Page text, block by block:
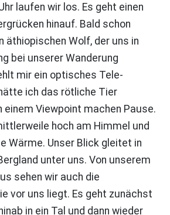
laufen wir los. Es geht einen
hinauf. Bald schon
äthiopischen Wolf, der uns in
bei unserer Wanderung
mir ein optisches Tele-
ich das rötliche Tier
einem Viewpoint machen Pause.
hoch am Himmel und
Wärme. Unser Blick gleitet in
unter uns. Von unserem
sehen wir auch die
vor uns liegt. Es geht zunächst
in ein Tal und dann wieder